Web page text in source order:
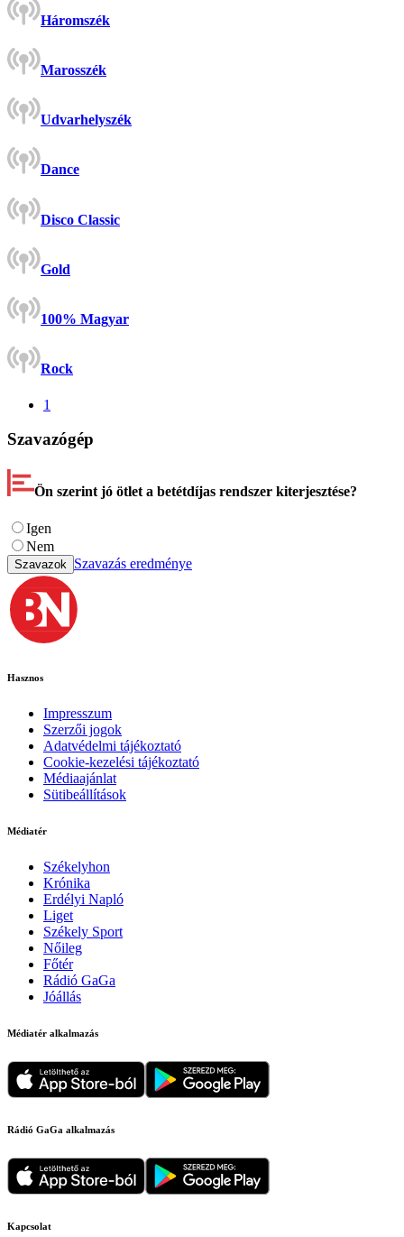
Háromszék
Marosszék
Udvarhelyszék
Dance
Disco Classic
Gold
100% Magyar
Rock
1
Szavazógép
Ön szerint jó ötlet a betétdíjas rendszer kiterjesztése?
Igen
Nem
Szavazok Szavazás eredménye
Hasznos
Impresszum
Szerzői jogok
Adatvédelmi tájékoztató
Cookie-kezelési tájékoztató
Médiaajánlat
Sütibeállítások
Médiatér
Székelyhon
Krónika
Erdélyi Napló
Liget
Székely Sport
Nőileg
Főtér
Rádió GaGa
Jóállás
Médiatér alkalmazás
Rádió GaGa alkalmazás
Kapcsolat